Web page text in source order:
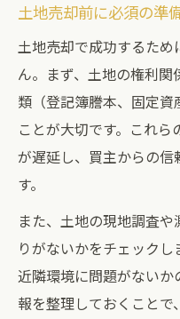
土地売却の準
ト
土地売却交渉で有
土地売却交渉
土地売却で有
不動産会社と
プロの技を活
自信を持って土地
土地売却で自
土地売却前に必須の準
土地売却で成功するた
ん。まず、土地の権利
類（登記簿謄本、固定
ことが大切です。これ
が遅延し、買主からの信
す。
また、土地の現地調査
りがないかをチェック
近隣環境に問題がないか
報を整理しておくこと